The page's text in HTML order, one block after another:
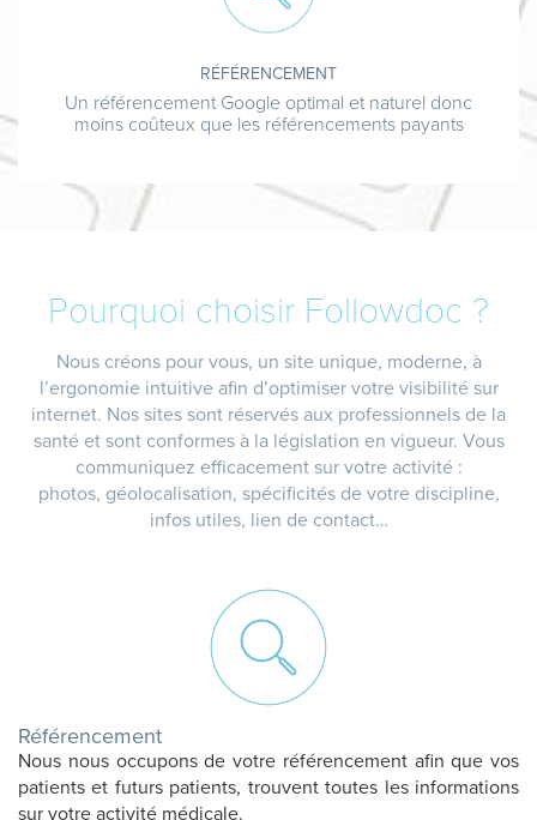
RÉFÉRENCEMENT
Un référencement Google optimal et naturel donc
moins coûteux que les référencements payants
Pourquoi choisir Followdoc ?
Nous créons pour vous, un site unique, moderne, à
l’ergonomie intuitive afin d’optimiser votre visibilité sur
internet. Nos sites sont réservés aux professionnels de la
santé et sont conformes à la législation en vigueur. Vous
communiquez efficacement sur votre activité :
photos, géolocalisation, spécificités de votre discipline,
infos utiles, lien de contact…
Référencement
Nous nous occupons de votre référencement afin que vos
patients et futurs patients, trouvent toutes les informations
sur votre activité médicale.